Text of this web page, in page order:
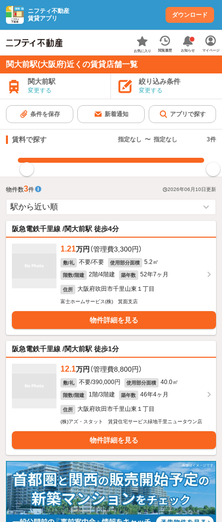
ニフティ不動産
賃貸アプリ
ダウンロード
お気に入り 閲覧履歴 お知らせ マイページ
関大前駅(大阪府)近くの賃貸店舗一覧
関大前駅
変更する
絞り込み条件
変更する
条件を保存 新着通知 アプリで探す
賃料で探す 指定なし 〜 指定なし 3件
物件数3件 2026年06月10日更新
阪急電鉄千里線 /関大前駅 徒歩4分
1.21万円 （管理費3,300円）
敷/礼 不要/不要 使用部分面積 5.2㎡
階数/階建 2階/4階建 築年数 52年7ヶ月
住所 大阪府吹田市千里山東１丁目
富士ホームサービス(株) 箕面支店
物件詳細を見る
阪急電鉄千里線 /関大前駅 徒歩1分
12.1万円 （管理費8,800円）
敷/礼 不要/390,000円 使用部分面積 40.0㎡
階数/階建 1階/3階建 築年数 46年4ヶ月
住所 大阪府吹田市千里山東１丁目
(株)アズ・スタット 賃貸住宅サービス緑地千里ニュータウン店
物件詳細を見る